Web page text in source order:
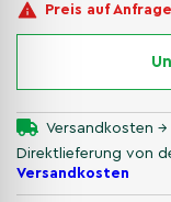
Preis auf Anfrage
Versandkosten
Direktlieferung von
Versandkosten